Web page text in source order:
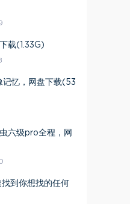
载(1.33G)
记忆，网盘下载(53
六级pro全程，网
到你想找的任何